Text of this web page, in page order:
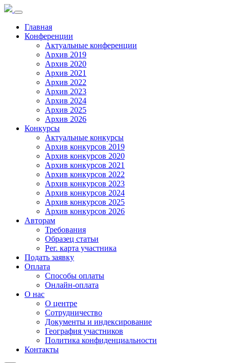
Toggle
navigation
Главная
Конференции
Актуальные конференции
Архив 2019
Архив 2020
Архив 2021
Архив 2022
Архив 2023
Архив 2024
Архив 2025
Архив 2026
Конкурсы
Актуальные конкурсы
Архив конкурсов 2019
Архив конкурсов 2020
Архив конкурсов 2021
Архив конкурсов 2022
Архив конкурсов 2023
Архив конкурсов 2024
Архив конкурсов 2025
Архив конкурсов 2026
Авторам
Требования
Образец статьи
Рег. карта участника
Подать заявку
Оплата
Способы оплаты
Онлайн-оплата
О нас
О центре
Сотрудничество
Документы и индексирование
География участников
Политика конфиденциальности
Контакты